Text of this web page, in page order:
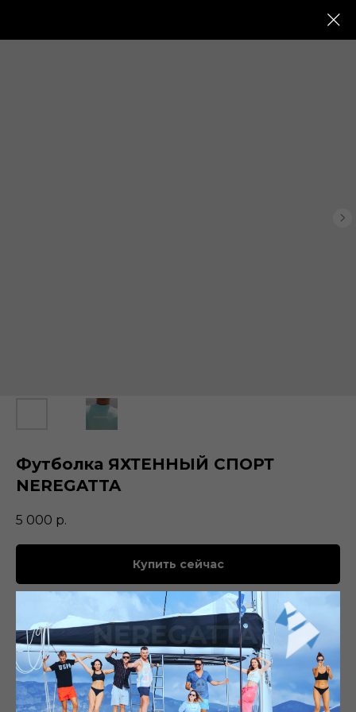
Футболка ЯХТЕННЫЙ СПОРТ
NEREGATTA
5 000 р.
Купить сейчас
Эта коллекция представлена свежими расцветками с логотипами на
футболках oversize.
Комфортная и износостойкая модель oversize выполнена из
премиум хлопка.
Премиум хлопок.
Классический силуэт.